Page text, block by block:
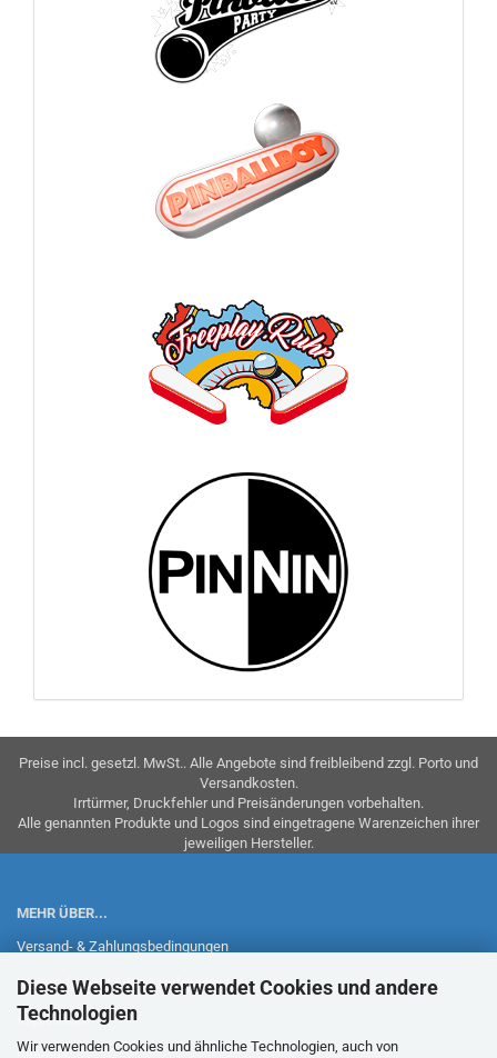
Diese Webseite verwendet Cookies und andere
Technologien
Wir verwenden Cookies und ähnliche Technologien, auch von
Preise incl. gesetzl. MwSt.. Alle Angebote sind freibleibend zzgl. Porto und
Versandkosten.
Irrtürmer, Druckfehler und Preisänderungen vorbehalten.
Alle genannten Produkte und Logos sind eingetragene Warenzeichen ihrer
jeweiligen Hersteller.
MEHR ÜBER...
Versand- & Zahlungsbedingungen
Widerrufsrecht & Widerrufsformular
Impressum